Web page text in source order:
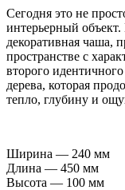
Сегодня это не
интерьерный
декоративная чаша,
пространстве с
второго
дерева, которая
тепло, глубину и
Ширина — 240 мм
Длина — 450 мм
Высота — 100 мм